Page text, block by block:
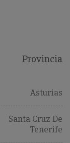
Provincia
Asturias
Santa Cruz De
Tenerife